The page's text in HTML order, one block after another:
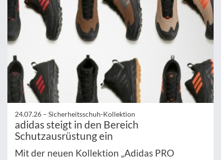
24.07.26 – Sicherheitsschuh-Kollektion
adidas steigt in den Bereich
Schutzausrüstung ein
Mit der neuen Kollektion „Adidas PRO